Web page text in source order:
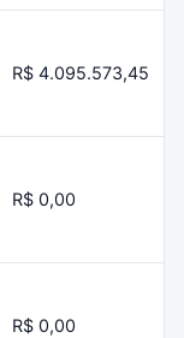
R$ 4.095.573,45
R$ 0,00
R$ 0,00